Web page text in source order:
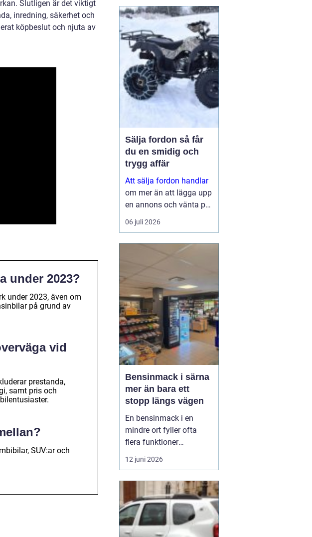
Slutligen är det viktigt
inredning, säkerhet och
köpbeslut och njuta av
under 2023?
under 2023, även om
på grund av
vid
prestanda,
samt pris och
SUV:ar och
I Luleå finns många
verkstäder att välja på,
men hur vet du
egentligen vem som gör
ett bra jobb, håller vad
de lova...
Sälja fordon så får
du en smidig och
trygg affär
Att sälja fordon handlar
om mer än att lägga upp
en annons och vänta på
svar. Många vill få en
bra peng för bilen,
snöskotern, men lika
viktigt är en säker affär,
snabb betalning oc...
06 juli 2026
Bensinmack i särna
mer än bara ett
stopp längs vägen
En bensinmack i en
mindre ort fyller ofta
flera funktioner
samtidigt. I Särna, mitt i
norra Dalarna, blir
knutpunkt för både
ortsbor och
genomresande. Här
handlar det om mer än
12 juni 2026